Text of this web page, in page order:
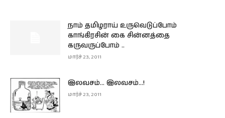
நாம் தமிழராய் உருவெடுப்போம்
காங்கிரசின் கை சின்னத்தை
கருவருப்போம் ..
மார்ச் 23, 2011
இலவசம்… இலவசம்…!
மார்ச் 23, 2011